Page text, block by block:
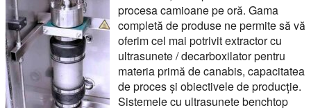
procesa camioane pe oră. Gama
completă de produse ne permite să vă
oferim cel mai potrivit extractor cu
ultrasunete / decarboxilator pentru
materia primă de canabis, capacitatea
de proces și obiectivele de producție.
Sistemele cu ultrasunete benchtop